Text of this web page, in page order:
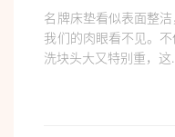
名牌床垫看似表面整
我们的肉眼看不见。
洗块头大又特别重，这